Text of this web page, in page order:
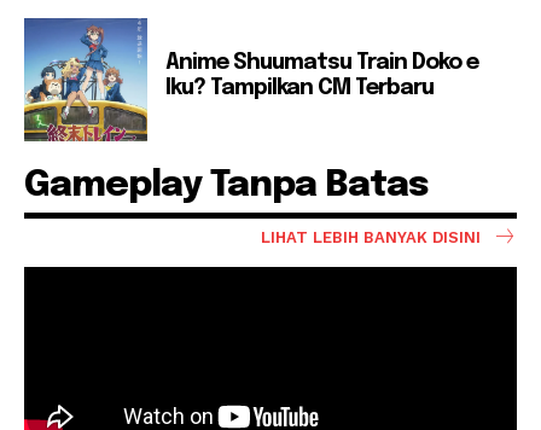
Anime Shuumatsu Train Doko e
Iku? Tampilkan CM Terbaru
Gameplay Tanpa Batas
LIHAT LEBIH BANYAK DISINI